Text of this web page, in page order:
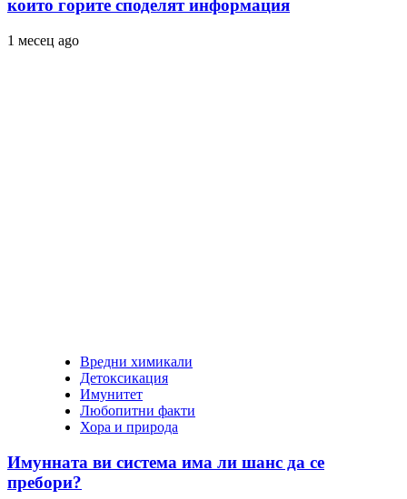
които горите споделят информация
1 месец ago
Вредни химикали
Детоксикация
Имунитет
Любопитни факти
Хора и природа
Имунната ви система има ли шанс да се
пребори?